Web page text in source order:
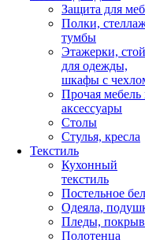
Защита для
Полки,
тумбы
Этажерки,
для одежды,
шкафы с
Прочая мебель
аксессуары
Столы
Стулья, кресла
Текстиль
Кухонный
текстиль
Постельное
Одеяла,
Пледы,
Полотенца